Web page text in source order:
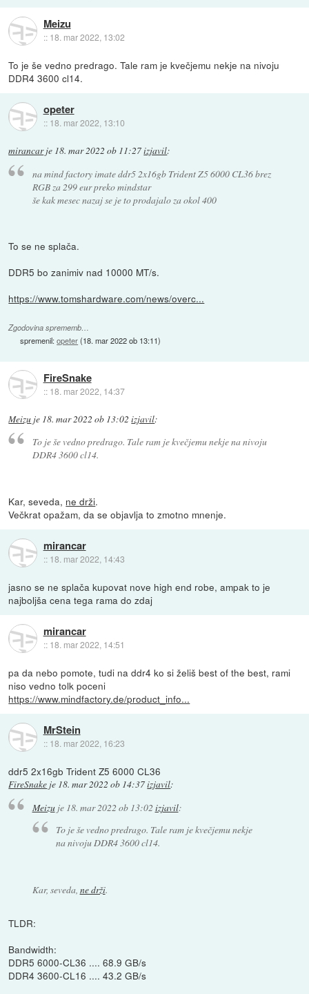
Meizu
:: 18. mar 2022, 13:02
To je še vedno predrago. Tale ram je kvečjemu nekje na nivoju
DDR4 3600 cl14.
opeter
:: 18. mar 2022, 13:10
mirancarje 18. mar 2022 ob 11:27izjavil:
na mind factory imate ddr5 2x16gb Trident Z5 6000 CL36 brez
RGB za 299 eur preko mindstar
še kak mesec nazaj se je to prodajalo za okol 400
To se ne splača.
DDR5 bo zanimiv nad 10000 MT/s.
https://www.tomshardware.com/news/overc...
Zgodovina sprememb…
spremenil:opeter(18. mar 2022 ob 13:11)
FireSnake
:: 18. mar 2022, 14:37
Meizu je 18. mar 2022 ob 13:02 izjavil:
To je še vedno predrago. Tale ram je kvečjemu nekje na nivoju
DDR4 3600 cl14.
Kar, seveda, ne drži.
Večkrat opažam, da se objavlja to zmotno mnenje.
mirancar
:: 18. mar 2022, 14:43
jasno se ne splača kupovat nove high end robe, ampak to je
najboljša cena tega rama do zdaj
mirancar
:: 18. mar 2022, 14:51
pa da nebo pomote, tudi na ddr4 ko si želiš best of the best, rami
niso vedno tolk poceni
https://www.mindfactory.de/product_info...
MrStein
:: 18. mar 2022, 16:23
ddr5 2x16gb Trident Z5 6000 CL36
FireSnake je 18. mar 2022 ob 14:37izjavil:
Meizuje 18. mar 2022 ob 13:02 izjavil:
To je še vedno predrago. Tale ram je kvečjemu nekje
na nivoju DDR4 3600 cl14.
Kar, seveda, ne drži.
TLDR:
Bandwidth:
DDR5 6000-CL36 .... 68.9 GB/s
DDR4 3600-CL16 .... 43.2 GB/s